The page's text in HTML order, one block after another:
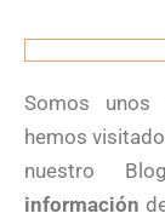
Somos unos
hemos
nuestro
información